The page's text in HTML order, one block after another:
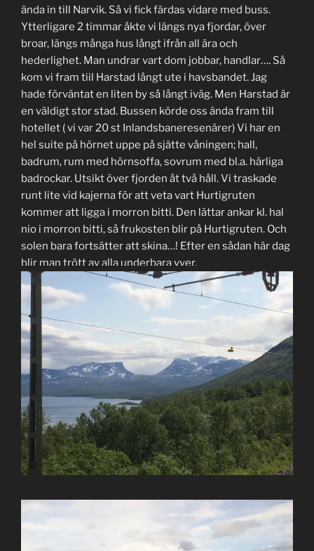
ända in till Narvik. Så vi fick färdas vidare med buss.
Ytterligare 2 timmar åkte vi längs nya fjordar, över
broar, längs många hus långt ifrån all ära och
hederlighet. Man undrar vart dom jobbar, handlar…. Så
kom vi fram tiil Harstad långt ute i havsbandet. Jag
hade förväntat en liten by så långt iväg. Men Harstad är
en väldigt stor stad. Bussen körde oss ända fram till
hotellet ( vi var 20 st Inlandsbaneresenärer) Vi har en
hel suite på hörnet uppe på sjätte våningen; hall,
badrum, rum med hörnsoffa, sovrum med bl.a. härliga
badrockar. Utsikt över fjorden åt två håll. Vi traskade
runt lite vid kajerna för att veta vart Hurtigruten
kommer att ligga i morron bitti. Den lättar ankar kl. hal
nio i morron bitti, så frukosten blir på Hurtigruten. Och
solen bara fortsätter att skina…! Efter en sådan här dag
blir man trött av alla underbara vyer.